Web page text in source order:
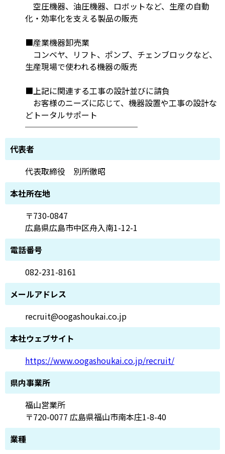
空圧機器、油圧機器、ロボットなど、生産の自動
化・効率化を支える製品の販売
■産業機器卸売業
コンベヤ、リフト、ポンプ、チェンブロックなど、
生産現場で使われる機器の販売
■上記に関連する工事の設計並びに請負
お客様のニーズに応じて、機器設置や工事の設計な
どトータルサポート
──────────────
代表者
代表取締役 別所徹昭
本社所在地
〒730-0847
広島県広島市中区舟入南1-12-1
電話番号
082-231-8161
メールアドレス
recruit@oogashoukai.co.jp
本社ウェブサイト
https://www.oogashoukai.co.jp/recruit/
県内事業所
福山営業所
〒720-0077 広島県福山市南本庄1-8-40
業種